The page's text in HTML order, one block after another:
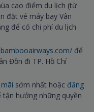
cao điểm du lịch (từ
đặt vé máy bay Vân
để có chi phí du lịch
để
Đồn đi TP. Hồ Chí
sớm nhất hoặc đăng
tận hưởng những quyền